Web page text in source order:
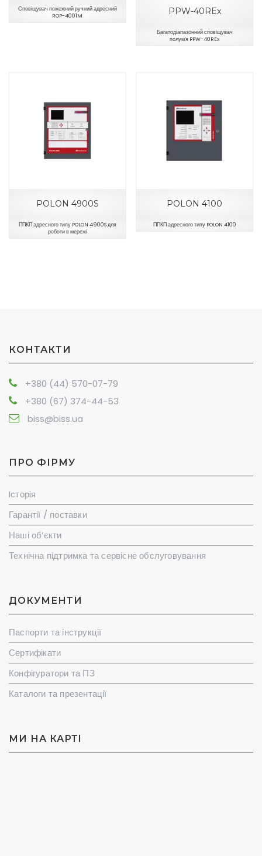
Сповіщувач пожежний ручний адресний
ROP-4001M
PPW-40REx
Багатодіапазонний сповіщувач
полум'я PPW-40REx
POLON 4900S
ППКП адресного типу POLON 4900S для
роботи в мережі
POLON 4100
ППКП адресного типу POLON 4100
КОНТАКТИ
+380 (44) 570-07-79
+380 (67) 374-44-53
biss@biss.ua
ПРО ФІРМУ
Iсторiя
Гарантії / поставки
Наші об’єкти
Технічна підтримка та сервісне обслуговування
ДОКУМЕНТИ
Паспорти та інструкції
Сертифікати
Конфігуратори та ПЗ
Каталоги та презентації
МИ НА КАРТI